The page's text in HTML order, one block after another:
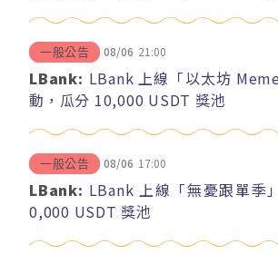
一般公告 08/06 21:00
LBank: LBank 上線「以太坊
動，瓜分 10,000 USDT 獎池
一般公告 08/06 17:00
LBank: LBank 上線「無憂跟單季
0,000 USDT 獎池